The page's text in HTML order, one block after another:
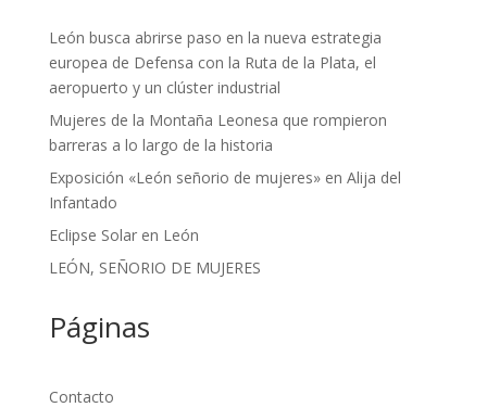
León busca abrirse paso en la nueva estrategia
europea de Defensa con la Ruta de la Plata, el
aeropuerto y un clúster industrial
Mujeres de la Montaña Leonesa que rompieron
barreras a lo largo de la historia
Exposición «León señorio de mujeres» en Alija del
Infantado
Eclipse Solar en León
LEÓN, SEÑORIO DE MUJERES
Páginas
Contacto